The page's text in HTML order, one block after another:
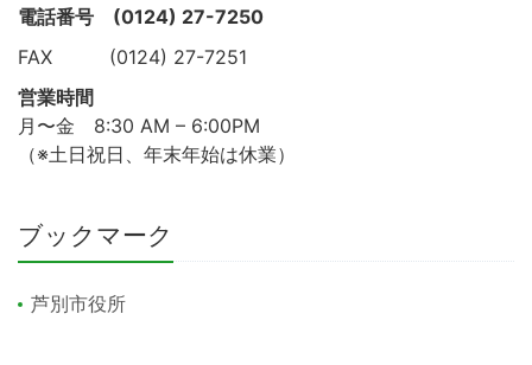
電話番号 (0124) 27-7250
FAX (0124) 27-7251
営業時間
月〜金 8:30 AM – 6:00PM
（※土日祝日、年末年始は休業）
ブックマーク
芦別市役所